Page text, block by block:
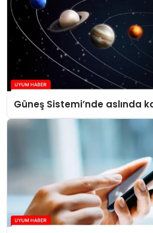
Güneş Sistemi’nde aslında